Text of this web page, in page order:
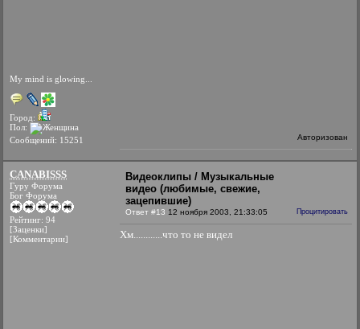
My mind is glowing...
Город:
Пол:
Сообщений: 15251
Авторизован
CANABISSS
Гуру Форума
Бог Форума
Рейтинг: 94
[Заценки]
[Комментарии]
Видеоклипы / Музыкальные
видео (любимые, свежие,
зацепившие)
Ответ #13 12 ноября 2003, 21:33:05 Процитировать
Хм............что то не видел